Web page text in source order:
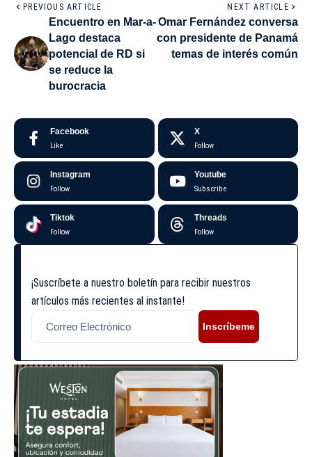
PREVIOUS ARTICLE
Encuentro en Mar-a-
Lago destaca
potencial de RD si
se reduce la
burocracia
NEXT ARTICLE
Omar Fernández conversa
con presidente de Panamá
temas de interés común
Facebook
Like
X
Follow
Instagram
Follow
Youtube
Subscribe
Tiktok
Follow
Threads
Follow
¡Suscríbete a nuestro boletín para recibir nuestros
artículos más recientes al instante!
Inscríbeme